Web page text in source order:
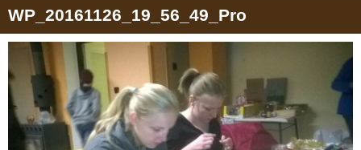
WP_20161126_19_56_49_Pro